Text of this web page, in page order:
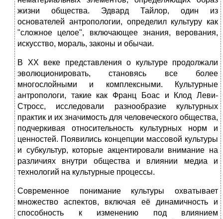
жизни общества. Эдвард Тайлор, один из
основателей антропологии, определил культуру как
"сложное целое", включающее знания, верования,
искусство, мораль, законы и обычаи.
В XX веке представления о культуре продолжали
эволюционировать, становясь все более
многослойными и комплексными. Культурные
антропологи, такие как Франц Боас и Клод Леви-
Стросс, исследовали разнообразие культурных
практик и их значимость для человеческого общества,
подчеркивая относительность культурных норм и
ценностей. Появились концепции массовой культуры
и субкультур, которые акцентировали внимание на
различиях внутри общества и влиянии медиа и
технологий на культурные процессы.
Современное понимание культуры охватывает
множество аспектов, включая её динамичность и
способность к изменению под влиянием